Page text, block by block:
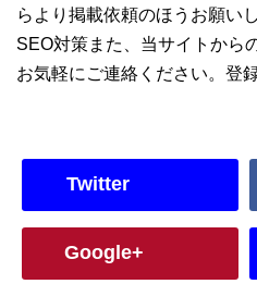
らより掲載依頼のほうお願い
SEO対策また、当サイトから
お気軽にご連絡ください。登
Twitter
Google+